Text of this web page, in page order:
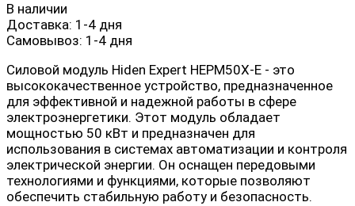
В наличии
Доставка: 1-4 дня
Самовывоз: 1-4 дня
Силовой модуль Hiden Expert HEPM50X-E - это
высококачественное устройство, предназначенное
для эффективной и надежной работы в сфере
электроэнергетики. Этот модуль обладает
мощностью 50 кВт и предназначен для
использования в системах автоматизации и контроля
электрической энергии. Он оснащен передовыми
технологиями и функциями, которые позволяют
обеспечить стабильную работу и безопасность.